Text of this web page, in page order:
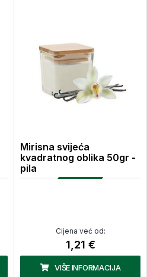
Mirisna svijeća
kvadratnog oblika 50gr -
pila
Cijena već od:
1,21 €
VIŠE INFORMACIJA